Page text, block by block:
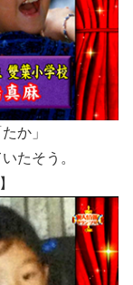
か」
たそう。